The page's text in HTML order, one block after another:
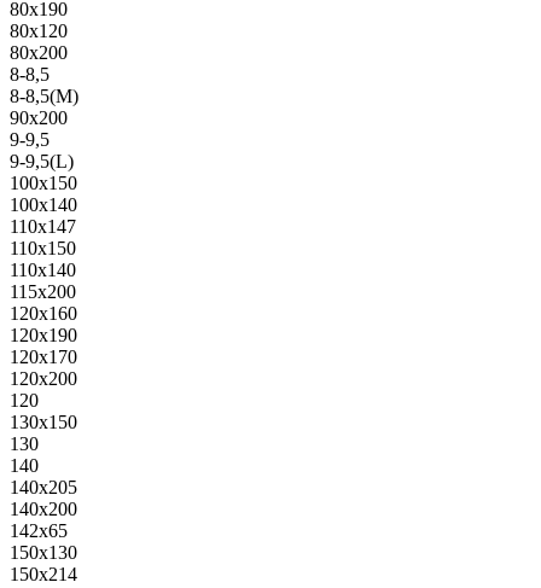
80х190
80х120
80х200
8-8,5
8-8,5(M)
90х200
9-9,5
9-9,5(L)
100х150
100х140
110х147
110х150
110х140
115х200
120х160
120х190
120х170
120х200
120
130х150
130
140
140х205
140х200
142х65
150х130
150х214